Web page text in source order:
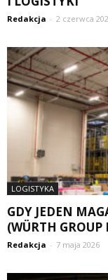
Redakcja - 2 czerwca
LOGISTYKA
GDY JEDEN
(WÜRTH GROUP
Redakcja - 7 maja 2026